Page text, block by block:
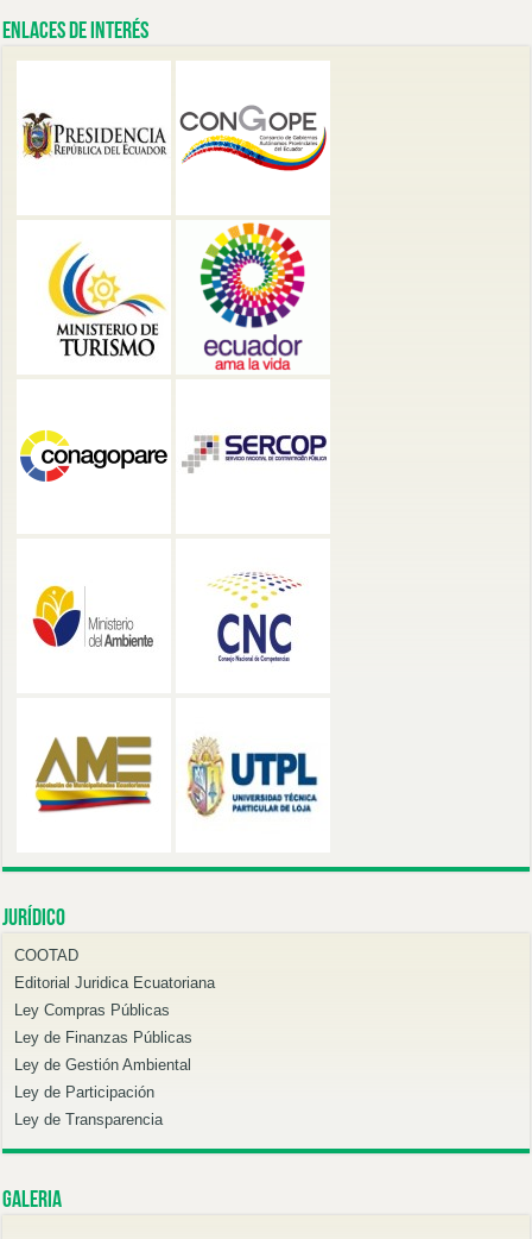
Enlaces de Interés
Jurídico
COOTAD
Editorial Juridica Ecuatoriana
Ley Compras Públicas
Ley de Finanzas Públicas
Ley de Gestión Ambiental
Ley de Participación
Ley de Transparencia
Galeria